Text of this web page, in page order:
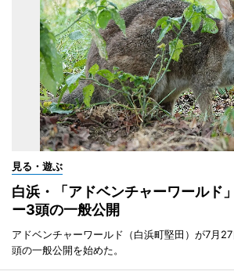
見る・遊ぶ
白浜・「アドベンチャーワールド
ー3頭の一般公開
アドベンチャーワールド（白浜町堅田）が7月
頭の一般公開を始めた。